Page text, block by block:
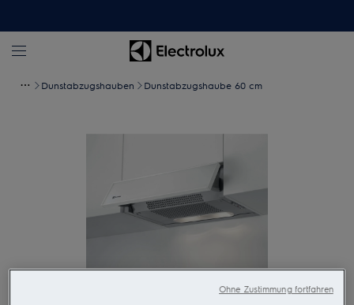
Dunstabzugshauben Dunstabzugshaube 60 cm
Ohne Zustimmung fortfahren